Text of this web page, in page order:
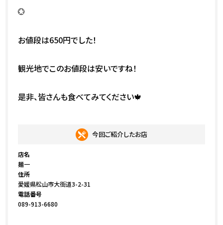
💮
お値段は650円でした！
観光地でこのお値段は安いですね！
是非、皆さんも食べてみてください🍁
今回ご紹介したお店
店名
麺一
住所
愛媛県松山市大街道3-2-31
電話番号
089-913-6680